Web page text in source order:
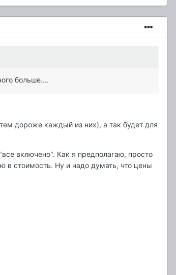
больше....
дороже каждый из них), а так будет для
включено". Как я предполагаю, просто
в стоимость. Ну и надо думать, что цены